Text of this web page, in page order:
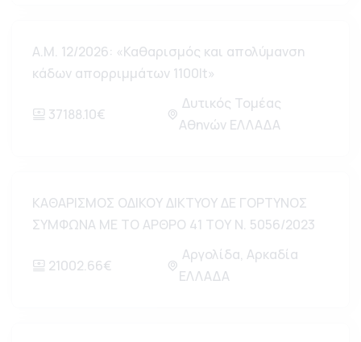
Α.Μ. 12/2026: «Καθαρισμός και απολύμανση
κάδων απορριμμάτων 1100lt»
37188.10€
Δυτικός Τομέας
Αθηνών ΕΛΛΑΔΑ
ΚΑΘΑΡΙΣΜΟΣ ΟΔΙΚΟΥ ΔΙΚΤΥΟΥ ΔΕ ΓΟΡΤΥΝΟΣ
ΣΥΜΦΩΝΑ ΜΕ ΤΟ ΑΡΘΡΟ 41 ΤΟΥ Ν. 5056/2023
21002.66€
Αργολίδα, Αρκαδία
ΕΛΛΑΔΑ